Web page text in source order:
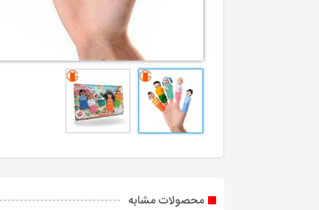
محصولات مشابه